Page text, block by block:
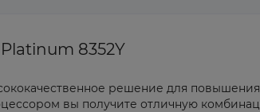
8352Y
решение для повышения
вы получите отличную